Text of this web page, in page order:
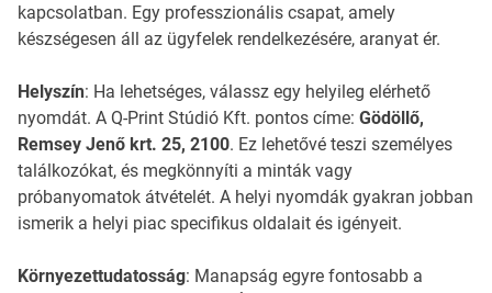
kapcsolatban. Egy professzionális csapat, amely
készségesen áll az ügyfelek rendelkezésére, aranyat ér.
Helyszín: Ha lehetséges, válassz egy helyileg elérhető
nyomdát. A Q-Print Stúdió Kft. pontos címe: Gödöllő,
Remsey Jenő krt. 25, 2100. Ez lehetővé teszi személyes
találkozókat, és megkönnyíti a minták vagy
próbanyomatok átvételét. A helyi nyomdák gyakran jobban
ismerik a helyi piac specifikus oldalait és igényeit.
Környezettudatosság: Manapság egyre fontosabb a